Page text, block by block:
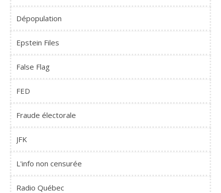
Dépopulation
Epstein Files
False Flag
FED
Fraude électorale
JFK
L'info non censurée
Radio Québec